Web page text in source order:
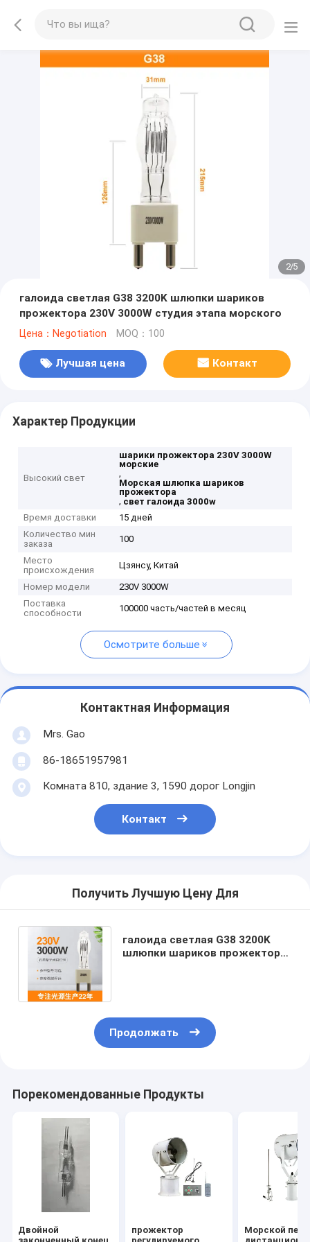
2/5
галоида светлая G38 3200K шлюпки шариков
прожектора 230V 3000W студия этапа морского
Цена：Negotiation MOQ：100
Лучшая цена Контакт
Характер Продукции
Высокий свет
шарики прожектора 230V 3000W
морские
,
Морская шлюпка шариков
прожектора
, свет галоида 3000w
Время доставки
15 дней
Количество мин
заказа
100
Место
происхождения
Цзянсу, Китай
Номер модели
230V 3000W
Поставка
способности
100000 часть/частей в месяц
Осмотрите больше
Контактная Информация
Mrs. Gao
86-18651957981
Комната 810, здание 3, 1590 дорог Longjin
Контакт
Получить Лучшую Цену Для
галоида светлая G38 3200K
шлюпки шариков прожектора
Продолжать
Порекомендованные Продукты
Двойной
прожектор
Морской